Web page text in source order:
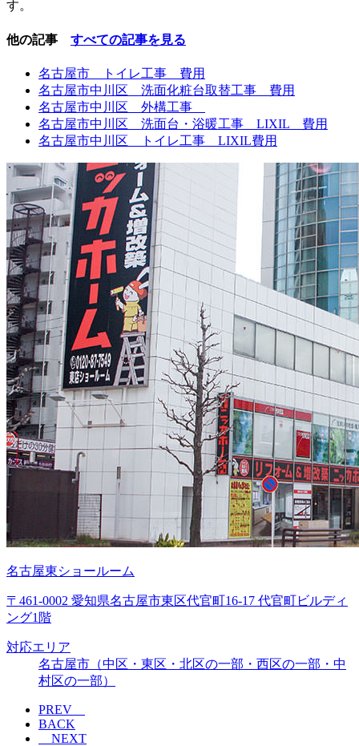
す。
他の記事 すべての記事を見る
名古屋市 トイレ工事 費用
名古屋市中川区 洗面化粧台取替工事 費用
名古屋市中川区 外構工事
名古屋市中川区 洗面台・浴暖工事 LIXIL 費用
名古屋市中川区 トイレ工事 LIXIL費用
名古屋東ショールーム
〒461-0002 愛知県名古屋市東区代官町16-17 代官町ビルディ
ング1階
対応エリア
名古屋市（中区・東区・北区の一部・西区の一部・中
村区の一部）
PREV
BACK
NEXT